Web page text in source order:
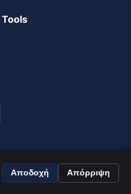
Tools
απλότητα.
Αποδοχή Απόρριψη